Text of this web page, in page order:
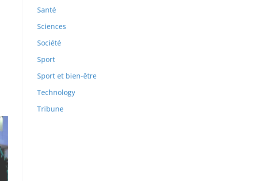
Santé
Sciences
Société
Sport
Sport et bien-être
Technology
Tribune